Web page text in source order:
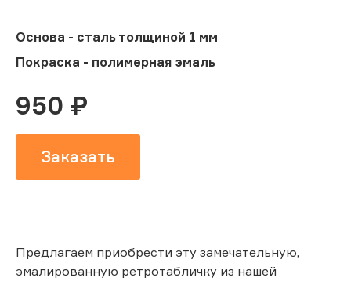
Основа - сталь толщиной 1 мм
Покраска - полимерная эмаль
950 ₽
Заказать
Предлагаем приобрести эту замечательную,
эмалированную ретротабличку из нашей